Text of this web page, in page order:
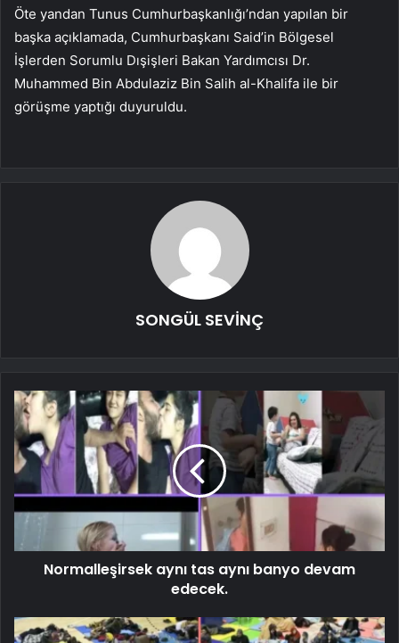
Öte yandan Tunus Cumhurbaşkanlığı’ndan yapılan bir
başka açıklamada, Cumhurbaşkanı Said’in Bölgesel
İşlerden Sorumlu Dışişleri Bakan Yardımcısı Dr.
Muhammed Bin Abdulaziz Bin Salih al-Khalifa ile bir
görüşme yaptığı duyuruldu.
SONGÜL SEVİNÇ
Normalleşirsek aynı tas aynı banyo devam
edecek.